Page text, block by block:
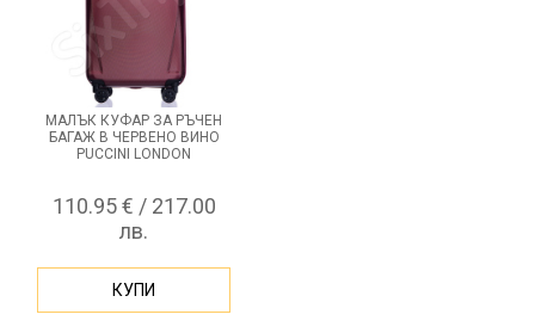
МАЛЪК КУФАР ЗА РЪЧЕН
БАГАЖ В ЧЕРВЕНО ВИНО
PUCCINI LONDON
110.95 € / 217.00
лв.
КУПИ